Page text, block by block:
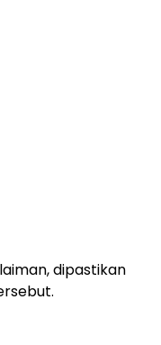
dipastikan